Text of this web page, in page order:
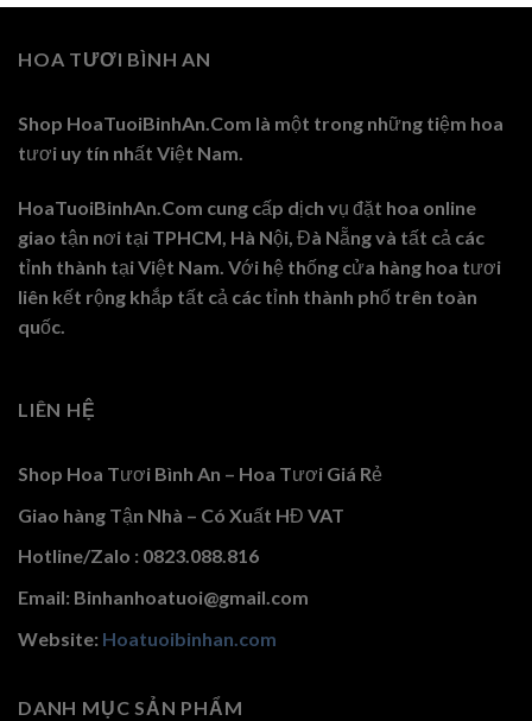
HOA TƯƠI BÌNH AN
Shop HoaTuoiBinhAn.Com là một trong những tiệm hoa
tươi uy tín nhất Việt Nam.
HoaTuoiBinhAn.Com cung cấp dịch vụ đặt hoa online
giao tận nơi tại TPHCM, Hà Nội, Đà Nẵng và tất cả các
tỉnh thành tại Việt Nam. Với hệ thống cửa hàng hoa tươi
liên kết rộng khắp tất cả các tỉnh thành phố trên toàn
quốc.
LIÊN HỆ
Shop Hoa Tươi Bình An – Hoa Tươi Giá Rẻ
Giao hàng Tận Nhà – Có Xuất HĐ VAT
Hotline/Zalo : 0823.088.816
Email: Binhanhoatuoi@gmail.com
Website: Hoatuoibinhan.com
DANH MỤC SẢN PHẨM